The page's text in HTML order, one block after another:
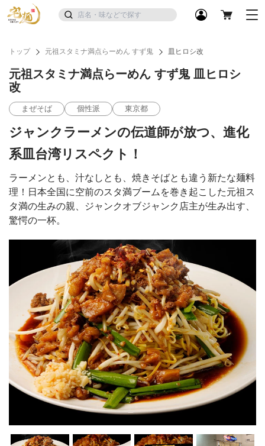
トップ 元祖スタミナ満点らーめん すず鬼 皿ヒロシ改
元祖スタミナ満点らーめん すず鬼 皿ヒロシ
改
まぜそば 個性派 東京都
ジャンクラーメンの伝道師が放つ、進化
系皿台湾リスペクト！
ラーメンとも、汁なしとも、焼きそばとも違う新たな麺料
理！日本全国に空前のスタ満ブームを巻き起こした元祖ス
タ満の生みの親、ジャンクオブジャンク店主が生み出す、
驚愕の一杯。